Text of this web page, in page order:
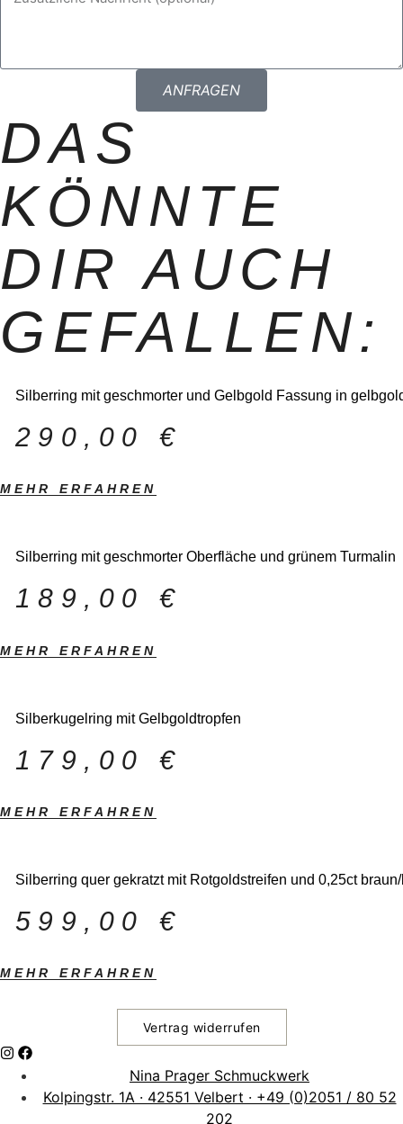
ANFRAGEN
DAS
KÖNNTE
DIR AUCH
GEFALLEN:
Silberring mit geschmorter und Gelbgold Fassung in
290,00 €
MEHR ERFAHREN
Silberring mit geschmorter Oberfläche und grünem Turmalin
189,00 €
MEHR ERFAHREN
Silberkugelring mit Gelbgoldtropfen
179,00 €
MEHR ERFAHREN
Silberring quer gekratzt mit Rotgoldstreifen und 0,25ct
599,00 €
MEHR ERFAHREN
Vertrag widerrufen
Nina Prager Schmuckwerk
Kolpingstr. 1A · 42551 Velbert · +49 (0)2051 / 80 52
202